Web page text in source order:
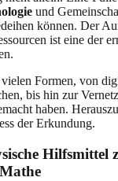
und
können. Der
ist eine der
Formen, von
bis hin zur
haben.
der Erkundung.
Hilfsmittel